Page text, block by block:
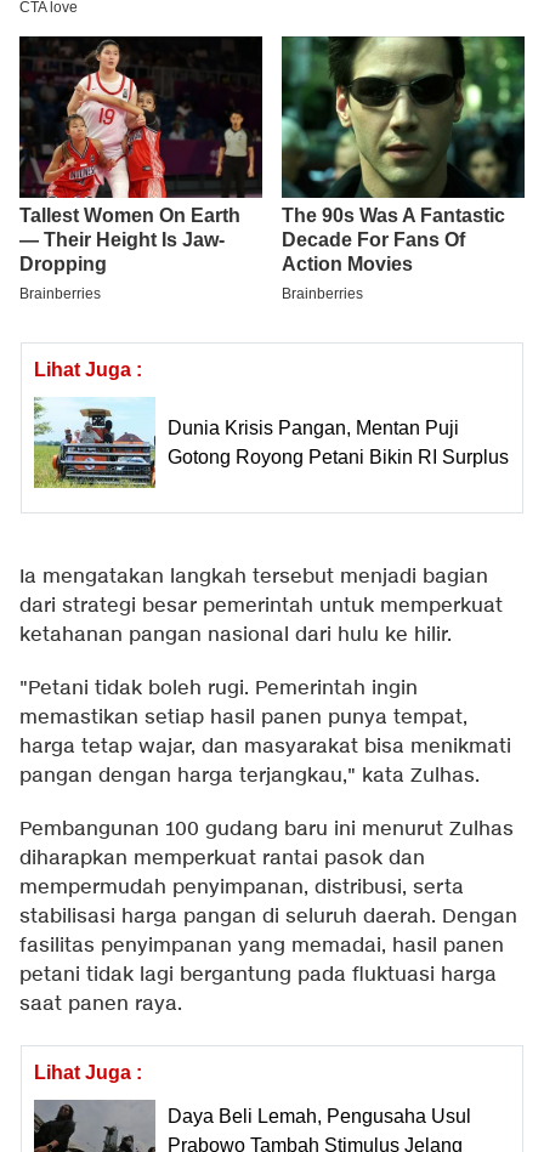
Lihat Juga :
Dunia Krisis Pangan, Mentan Puji
Gotong Royong Petani Bikin RI Surplus
Ia mengatakan langkah tersebut menjadi bagian
dari strategi besar pemerintah untuk memperkuat
ketahanan pangan nasional dari hulu ke hilir.
"Petani tidak boleh rugi. Pemerintah ingin
memastikan setiap hasil panen punya tempat,
harga tetap wajar, dan masyarakat bisa menikmati
pangan dengan harga terjangkau," kata Zulhas.
Pembangunan 100 gudang baru ini menurut Zulhas
diharapkan memperkuat rantai pasok dan
mempermudah penyimpanan, distribusi, serta
stabilisasi harga pangan di seluruh daerah. Dengan
fasilitas penyimpanan yang memadai, hasil panen
petani tidak lagi bergantung pada fluktuasi harga
saat panen raya.
Lihat Juga :
Daya Beli Lemah, Pengusaha Usul
Prabowo Tambah Stimulus Jelang